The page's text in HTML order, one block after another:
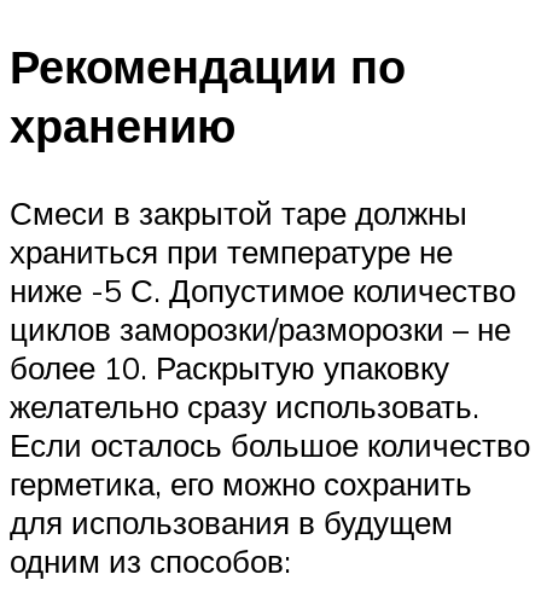
Рекомендации по
хранению
Смеси в закрытой таре должны
храниться при температуре не
ниже -5 С. Допустимое количество
циклов заморозки/разморозки – не
более 10. Раскрытую упаковку
желательно сразу использовать.
Если осталось большое количество
герметика, его можно сохранить
для использования в будущем
одним из способов: